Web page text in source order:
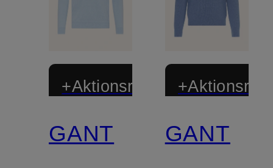
+Aktionsrabatt
GANT
GANT